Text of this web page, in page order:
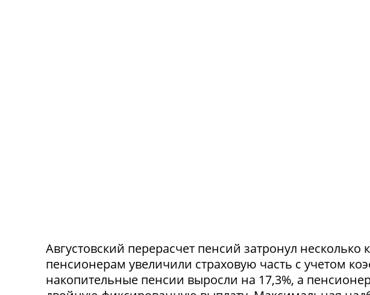
Августовский перерасчет пенсий затронул
пенсионерам увеличили страховую часть с учетом
накопительные пенсии выросли на 17,3%, а